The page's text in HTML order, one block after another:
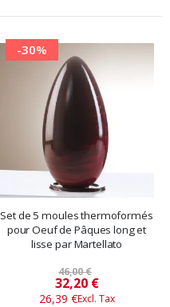
-30%
Set de 5 moules thermoformés
pour Oeuf de Pâques long et
lisse par Martellato
46,00 €
Prix
​​
spécial
32,20 €
26,39 €